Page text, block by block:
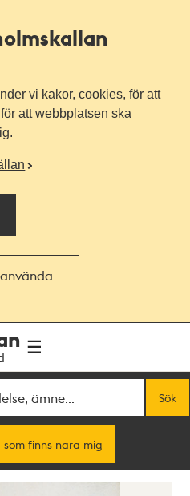
vi kakor, cookies, för att
att webbplatsen ska
Sök
som finns nära mig